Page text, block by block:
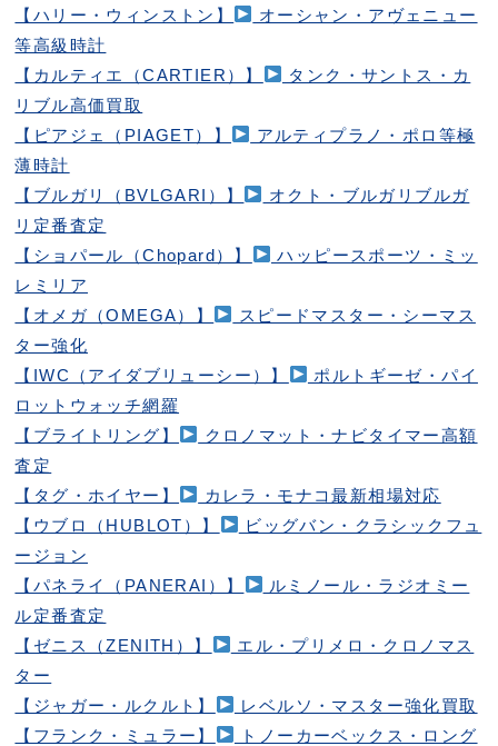
【ハリー・ウィンストン】
オーシャン・アヴェニュー
等高級時計
【カルティエ（CARTIER）】
タンク・サントス・カ
リブル高価買取
【ピアジェ（PIAGET）】
アルティプラノ・ポロ等極
薄時計
【ブルガリ（BVLGARI）】
オクト・ブルガリブルガ
リ定番査定
【ショパール（Chopard）】
ハッピースポーツ・ミッ
レミリア
【オメガ（OMEGA）】
スピードマスター・シーマス
ター強化
【IWC（アイダブリューシー）】
ポルトギーゼ・パイ
ロットウォッチ網羅
【ブライトリング】
クロノマット・ナビタイマー高額
査定
【タグ・ホイヤー】
カレラ・モナコ最新相場対応
【ウブロ（HUBLOT）】
ビッグバン・クラシックフュ
ージョン
【パネライ（PANERAI）】
ルミノール・ラジオミー
ル定番査定
【ゼニス（ZENITH）】
エル・プリメロ・クロノマス
ター
【ジャガー・ルクルト】
レベルソ・マスター強化買取
【フランク・ミュラー】
トノーカーベックス・ロング